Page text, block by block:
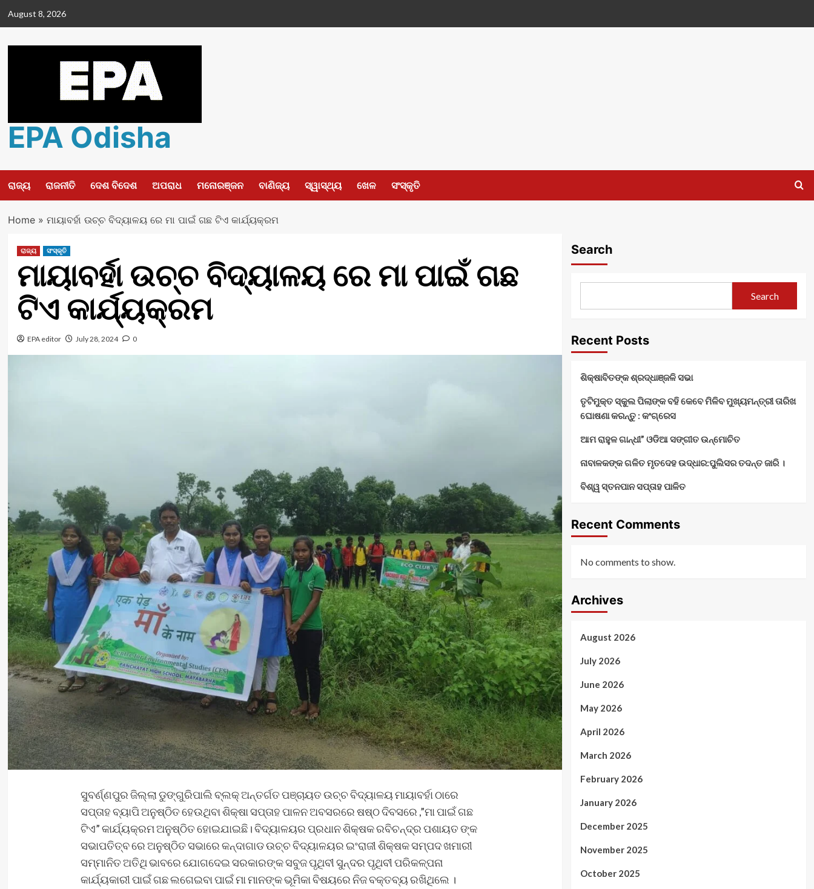
August 8, 2026
EPA Odisha
ରାଜ୍ୟ ରାଜନୀତି ଦେଶ ବିଦେଶ ଅପରାଧ ମନୋରଞ୍ଜନ ବାଣିଜ୍ୟ ସ୍ୱାସ୍ଥ୍ୟ ଖେଳ ସଂସ୍କୃତି
Home» ମାୟାବର୍ହା ଉଚ୍ଚ ବିଦ୍ୟାଳୟ ରେ ମା ପାଇଁ ଗଛ ଟିଏ କାର୍ଯ୍ୟକ୍ରମ
ରାଜ୍ୟ ସଂସ୍କୃତି
ମାୟାବର୍ହା ଉଚ୍ଚ ବିଦ୍ୟାଳୟ ରେ ମା ପାଇଁ ଗଛ
ଟିଏ କାର୍ଯ୍ୟକ୍ରମ
EPA editor July 28, 2024 0
ସୁବର୍ଣ୍ଣପୁର ଜିଲ୍ଲା ଡୁଙ୍ଗୁରିପାଲି ବ୍ଲକ୍ ଅନ୍ତର୍ଗତ ପଞ୍ଚାୟତ ଉଚ୍ଚ ବିଦ୍ୟାଳୟ ମାୟାବର୍ହା ଠାରେ
ସପ୍ତାହ ବ୍ୟାପି ଅନୁଷ୍ଠିତ ହେଉଥିବା ଶିକ୍ଷା ସପ୍ତାହ ପାଳନ ଅବସରରେ ଷଷ୍ଠ ଦିବସରେ ,”ମା ପାଇଁ ଗଛ
ଟିଏ” କାର୍ଯ୍ୟକ୍ରମ ଅନୁଷ୍ଠିତ ହୋଇଯାଇଛି। ବିଦ୍ୟାଳୟର ପ୍ରଧାନ ଶିକ୍ଷକ ରବିଚନ୍ଦ୍ର ପଶାୟତ ଙ୍କ
ସଭାପତିତ୍ବ ରେ ଅନୁଷ୍ଠିତ ସଭାରେ କନ୍ଦାଗାଡ ଉଚ୍ଚ ବିଦ୍ୟାଳୟର ଇଂରାଜୀ ଶିକ୍ଷକ ସମ୍ପଦ ଖମାରୀ
ସମ୍ମାନିତ ଅତିଥି ଭାବରେ ଯୋଗଦେଇ ସରକାରଙ୍କ ସବୁଜ ପୃଥିବୀ ସୁନ୍ଦର ପୃଥିବୀ ପରିକଳ୍ପନା
କାର୍ଯ୍ୟକାରୀ ପାଇଁ ଗଛ ଲଗେଇବା ପାଇଁ ମା ମାନଙ୍କ ଭୂମିକା ବିଷୟରେ ନିଜ ବକ୍ତବ୍ୟ ରଖିଥିଲେ ।
Search
Search
Recent Posts
ଶିକ୍ଷାବିତଙ୍କ ଶ୍ରଦ୍ଧାଞ୍ଜଳି ସଭା
ତୃଟିମୁକ୍ତ ସ୍କୁଲ ପିଲାଙ୍କ ବହି କେବେ ମିଳିବ ମୁଖ୍ୟମନ୍ତ୍ରୀ ତାରିଖ
ଘୋଷଣା କରନ୍ତୁ : କଂଗ୍ରେସ
ଆମ ରାହୁଳ ଗାନ୍ଧୀ” ଓଡିଆ ସଙ୍ଗୀତ ଉନ୍ମୋଚିତ
ନାବାଳକଙ୍କ ଗଳିତ ମୃତଦେହ ଉଦ୍ଧାର:ପୁଲିସର ତଦନ୍ତ ଜାରି ।
ବିଶ୍ୱ ସ୍ତନପାନ ସପ୍ତାହ ପାଳିତ
Recent Comments
No comments to show.
Archives
August 2026
July 2026
June 2026
May 2026
April 2026
March 2026
February 2026
January 2026
December 2025
November 2025
October 2025